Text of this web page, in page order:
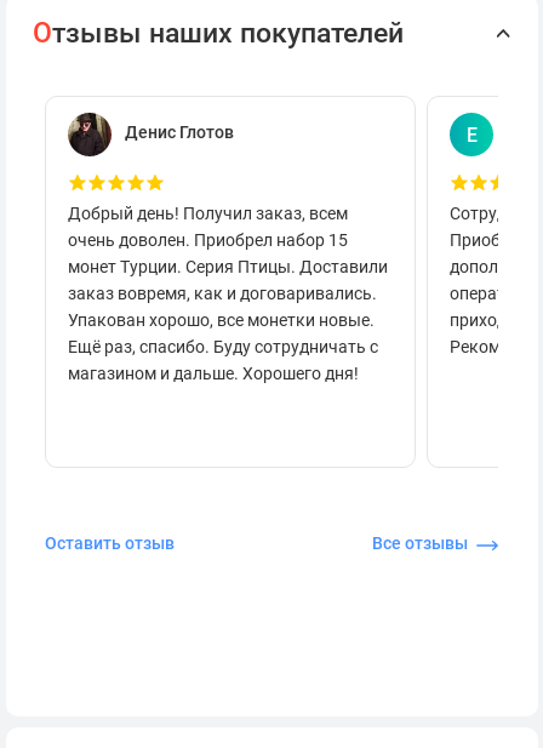
Отзывы наших покупателей
Денис Глотов
Добрый день! Получил заказ, всем
очень доволен. Приобрел набор 15
монет Турции. Серия Птицы. Доставили
заказ вовремя, как и договаривались.
Упакован хорошо, все монетки новые.
Ещё раз, спасибо. Буду сотрудничать с
магазином и дальше. Хорошего дня!
Е
приходило
Оставить отзыв Все отзывы